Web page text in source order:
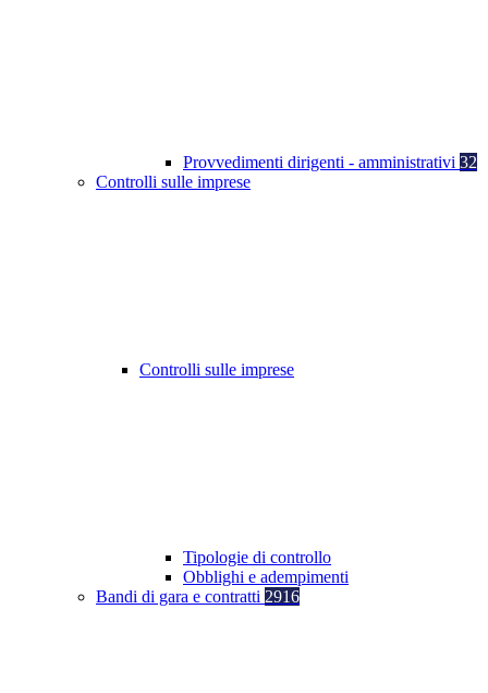
Provvedimenti dirigenti - amministrativi 32
Controlli sulle imprese
Controlli sulle imprese
Tipologie di controllo
Obblighi e adempimenti
Bandi di gara e contratti 2916